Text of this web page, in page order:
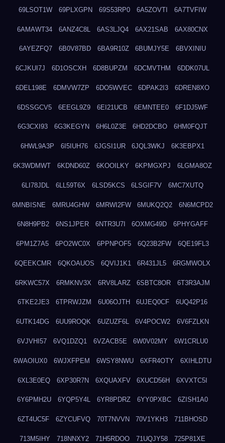
69LSOT1W 69PLXGPN 69S53RP0 6A5ZOVTI 6A7TVFIW
6AMAWT34 6ANZ4C8L 6AS3LJQ4 6AX21SAB 6AX80CNX
6AYEZFQ7 6B0V87BD 6BA9R10Z 6BUMJY5E 6BVXINIU
6CJKUI7J 6D1OSCXH 6D8BUPZM 6DCMVTHM 6DDK07UL
6DEL198E 6DMVW7ZP 6DO5WVEC 6DPAK2I3 6DREN8XO
6DSSGCV5 6EEGL9Z9 6EI21UCB 6EMNTEE0 6F1DJ5WF
6G3CXI93 6G3KEGYN 6H6L0Z3E 6HD2DCBO 6HM0FQJT
6HWL9A3P 6I5IUH76 6JGSI1UR 6JQL3WKJ 6K3EBPX1
6K3WDMWT 6KDND60Z 6KOOILKY 6KPMGXPJ 6LGMA8OZ
6LI78JDL 6LL59T6X 6LSD5KCS 6LSGIF7V 6MC7XUTQ
6MNBISNE 6MRU4GHW 6MRWI2FW 6MUKQ2Q2 6N6MCPD2
6N8H9PB2 6NS1JPER 6NTR3U7I 6OXMG49D 6PHYGAFF
6PM1Z7A5 6PO2WC0X 6PPNPOF5 6Q23B2FW 6QE19FL3
6QEEKCMR 6QKOAUOS 6QVIJ1K1 6R431JL5 6RGMWOLX
6RKWC57X 6RMKNV3X 6RV8LARZ 6SBTC8OR 6T3R3AJM
6TKE2JE3 6TPRWJZM 6U06OJTH 6UJEQ0CF 6UQ42P16
6UTK14DG 6UU9ROQK 6UZUZF6L 6V4POCW2 6V6FZLKN
6VJVHI57 6VQ1DZQ1 6VZACB5E 6W0V02MY 6W1CRLU0
6WAOIUX0 6WJXFPEM 6WSY8NWU 6XFR4OTY 6XIHLDTU
6XL3E0EQ 6XP30R7N 6XQUAXFV 6XUCD56H 6XVXTC5I
6Y6PMH2U 6YQP5Y4L 6YR8PDRZ 6YY0PXBC 6ZISH1A0
6ZT4UC5F 6ZYCUFVQ 70T7NVVN 70V1YKH3 711BHOSD
713M5IHY 718NNXY2 71H5RDOO 71UQJY58 725P81XE